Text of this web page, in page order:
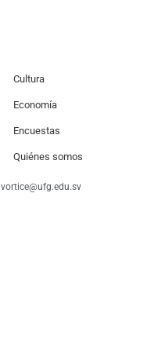
Cultura
Economía
Encuestas
Quiénes somos
vortice@ufg.edu.sv